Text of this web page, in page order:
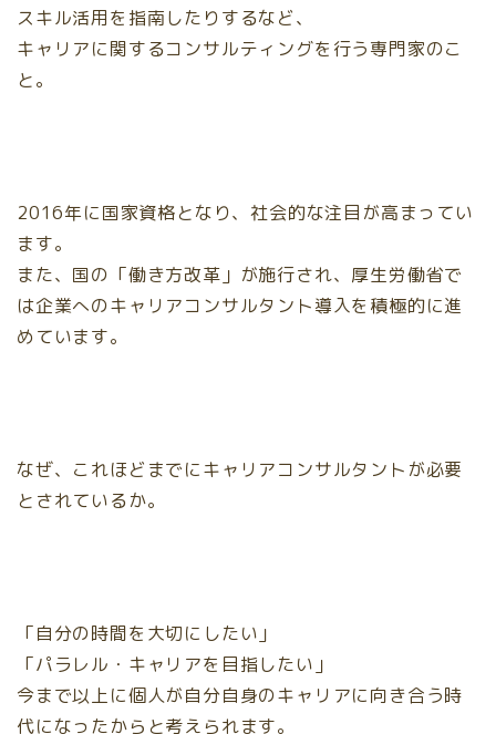
スキル活用を指南したりするなど、
キャリアに関するコンサルティングを行う専門家のこ
と。
2016年に国家資格となり、社会的な注目が高まってい
ます。
また、国の「働き方改革」が施行され、厚生労働省で
は企業へのキャリアコンサルタント導入を積極的に進
めています。
なぜ、これほどまでにキャリアコンサルタントが必要
とされているか。
「自分の時間を大切にしたい」
「パラレル・キャリアを目指したい」
今まで以上に個人が自分自身のキャリアに向き合う時
代になったからと考えられます。